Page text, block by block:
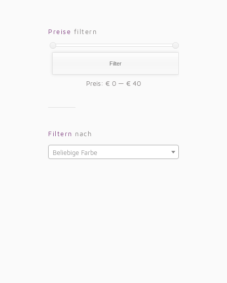
Preise filtern
Filter
Preis: € 0 — € 40
Filtern nach
Beliebige Farbe